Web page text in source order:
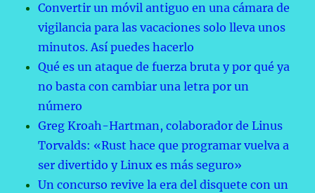
Convertir un móvil antiguo en una cámara de
vigilancia para las vacaciones solo lleva unos
minutos. Así puedes hacerlo
Qué es un ataque de fuerza bruta y por qué ya
no basta con cambiar una letra por un
número
Greg Kroah-Hartman, colaborador de Linus
Torvalds: «Rust hace que programar vuelva a
ser divertido y Linux es más seguro»
Un concurso revive la era del disquete con un